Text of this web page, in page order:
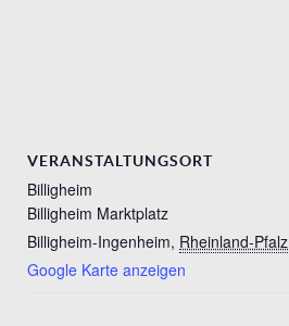
VERANSTALTUNGSORT
Billigheim
Billigheim Marktplatz
Billigheim-Ingenheim, Rheinland-Pfalz
Google Karte anzeigen